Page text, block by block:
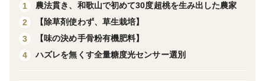
うございます！
和歌山県で糖度30度超の桃を初めて出し、メディアに
も多く取り上げられた、11代続く果樹農園です。
1
農法貫き、和歌山で初めて30度超桃を生み出した農家
2
【除草剤使わず、草生栽培】
3
【味の決め手骨粉有機肥料】
4
ハズレを無くす全量糖度光センサー選別